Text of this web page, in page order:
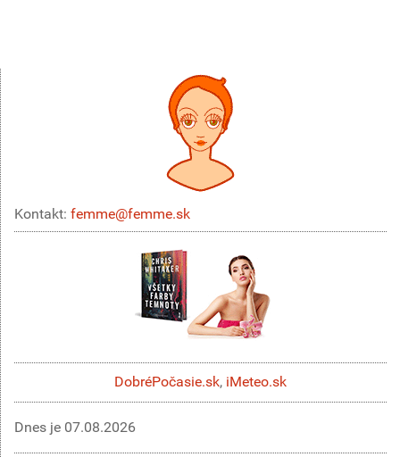
Kontakt: femme@femme.sk
DobréPočasie.sk, iMeteo.sk
Dnes je 07.08.2026